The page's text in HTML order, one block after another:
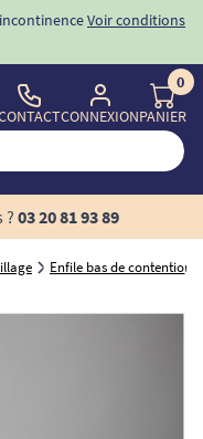
Voir conditions
CONNEXION
0
PANIER
? 03 20 81 93 89
Enfile bas de contention